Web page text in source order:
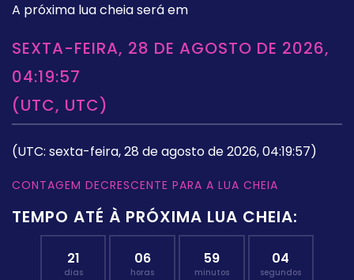
A próxima lua cheia será em
SEXTA-FEIRA, 28 DE AGOSTO DE 2026,
04:19:57
(UTC, UTC)
(UTC: sexta-feira, 28 de agosto de 2026, 04:19:57)
CONTAGEM DECRESCENTE PARA A LUA CHEIA
TEMPO ATÉ À PRÓXIMA LUA CHEIA:
21
dias
06
horas
59
minutos
03
segundos